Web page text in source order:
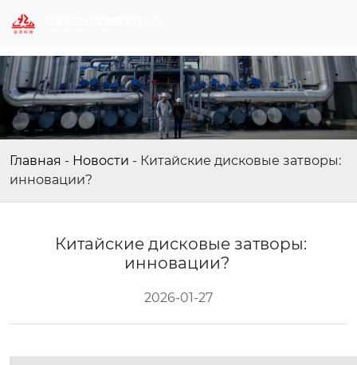
Главная - Новости - Китайские дисковые затворы:
инновации?
Китайские дисковые затворы:
инновации?
2026-01-27